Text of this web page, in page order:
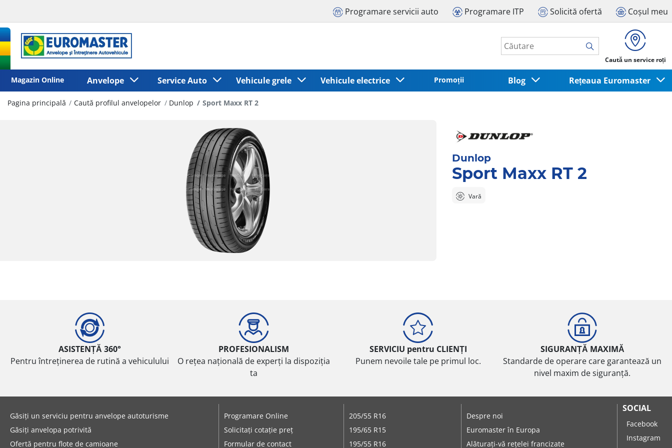
Programare servicii auto Programare ITP Solicită ofertă Coșul meu
Caută un service roți
Magazin Online Anvelope Service Auto Vehicule grele Vehicule electrice Promoții Blog Rețeaua Euromaster
Pagina principală Caută profilul anvelopelor Dunlop Sport Maxx RT 2
Dunlop
Sport Maxx RT 2
Vară
ASISTENȚĂ 360°
Pentru întreținerea de rutină a vehiculului
PROFESIONALISM
O rețea națională de experți la dispoziția
ta
SERVICIU pentru CLIENȚI
Punem nevoile tale pe primul loc.
SIGURANȚĂ MAXIMĂ
Standarde de operare care garantează un
nivel maxim de siguranță.
Găsiți un serviciu pentru anvelope autoturisme
Găsiți anvelopa potrivită
Ofertă pentru flote de camioane
Programare Online
Solicitați cotație preț
Formular de contact
205/55 R16
195/65 R15
195/55 R16
Despre noi
Euromaster în Europa
Alăturați-vă rețelei francizate
SOCIAL
Facebook
Instagram